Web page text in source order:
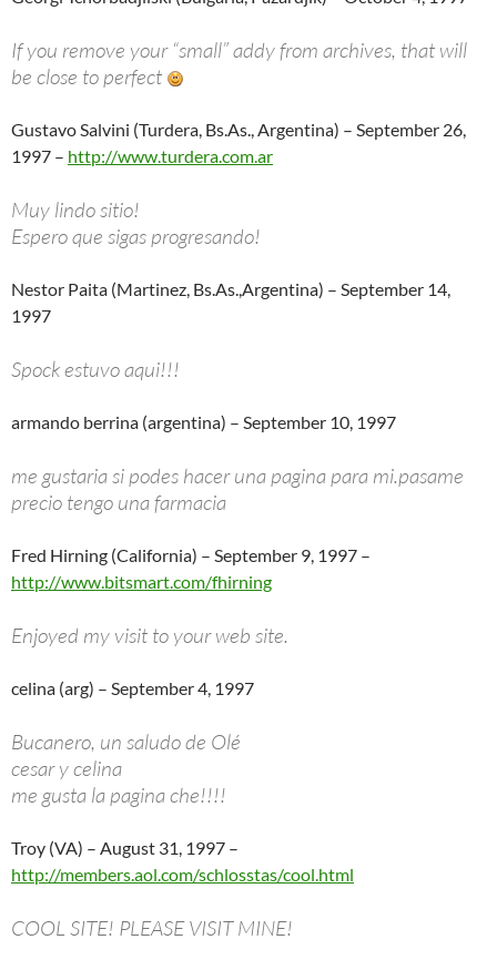
If you remove your “small” addy from archives, that will
be close to perfect
Gustavo Salvini (Turdera, Bs.As., Argentina) – September 26,
1997 – http://www.turdera.com.ar
Muy lindo sitio!
Espero que sigas progresando!
Nestor Paita (Martinez, Bs.As.,Argentina) – September 14,
1997
Spock estuvo aqui!!!
armando berrina (argentina) – September 10, 1997
me gustaria si podes hacer una pagina para mi.pasame
precio tengo una farmacia
Fred Hirning (California) – September 9, 1997 –
http://www.bitsmart.com/fhirning
Enjoyed my visit to your web site.
celina (arg) – September 4, 1997
Bucanero, un saludo de Olé
cesar y celina
me gusta la pagina che!!!!
Troy (VA) – August 31, 1997 –
http://members.aol.com/schlosstas/cool.html
COOL SITE! PLEASE VISIT MINE!